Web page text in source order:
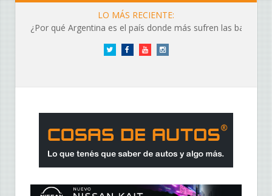
LO MÁS RECIENTE:
¿Por qué Argentina es el país donde más sufren las baterías?
Twitter FacebookYouTubeInstagram